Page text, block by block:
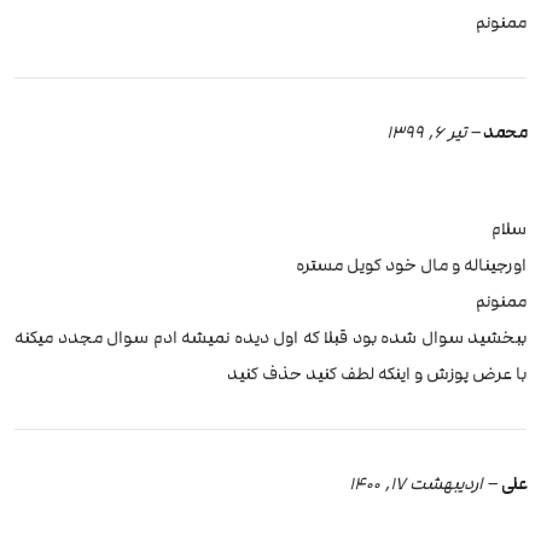
ممنونم
محمد– تیر 6, 1399
سلام
اورجیناله و مال خود کویل مستره
ممنونم
ببخشید سوال شده بود قبلا که اول دیده نمیشه ادم سوال مجدد میکنه
با عرض پوزش و اینکه لطف کنید حذف کنید
علی–اردیبهشت 17, 1400